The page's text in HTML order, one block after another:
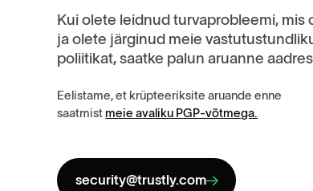
Kui olete leidnud turvaprobleemi, mis
ja olete järginud meie
poliitikat, saatke palun aruanne
Eelistame, et krüpteeriksite aruande enne
saatmist meie avaliku PGP-võtmega.
security@trustly.com